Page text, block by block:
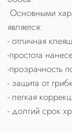
Основными
является:
- отличная
-простота
-прозрачность
- защита от
- легкая
- долгий срок